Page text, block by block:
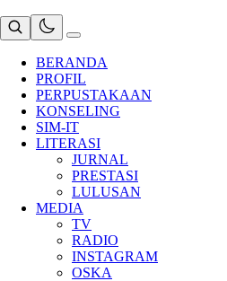
BERANDA
PROFIL
PERPUSTAKAAN
KONSELING
SIM-IT
LITERASI
JURNAL
PRESTASI
LULUSAN
MEDIA
TV
RADIO
INSTAGRAM
OSKA